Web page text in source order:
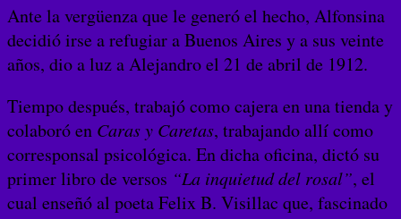
Ante la vergüenza que le generó el hecho, Alfonsina
decidió irse a refugiar a Buenos Aires y a sus veinte
años, dio a luz a Alejandro el 21 de abril de 1912.
Tiempo después, trabajó como cajera en una tienda y
colaboró en Caras y Caretas, trabajando allí como
corresponsal psicológica. En dicha oficina, dictó su
primer libro de versos “La inquietud del rosal”, el
cual enseñó al poeta Felix B. Visillac que, fascinado